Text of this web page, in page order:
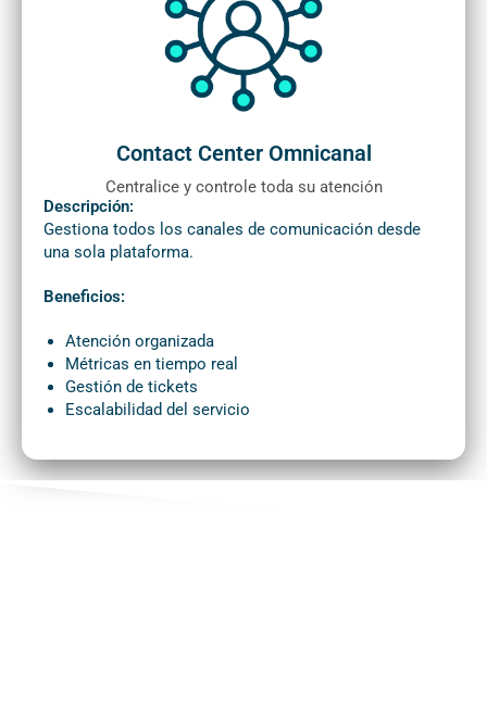
Contact Center Omnicanal
Centralice y controle toda su atención
Descripción:
Gestiona todos los canales de comunicación desde
una sola plataforma.
Beneficios:
Atención organizada
Métricas en tiempo real
Gestión de tickets
Escalabilidad del servicio